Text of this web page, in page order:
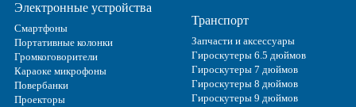
Электронные устройства
Смартфоны
Портативные колонки
Громкоговорители
Караоке микрофоны
Повербанки
Проекторы
Транспорт
Запчасти и аксессуары
Гироскутеры 6.5 дюймов
Гироскутеры 7 дюймов
Гироскутеры 8 дюймов
Гироскутеры 9 дюймов